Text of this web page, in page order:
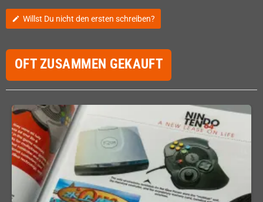
edit Willst Du nicht den ersten schreiben?
OFT ZUSAMMEN GEKAUFT